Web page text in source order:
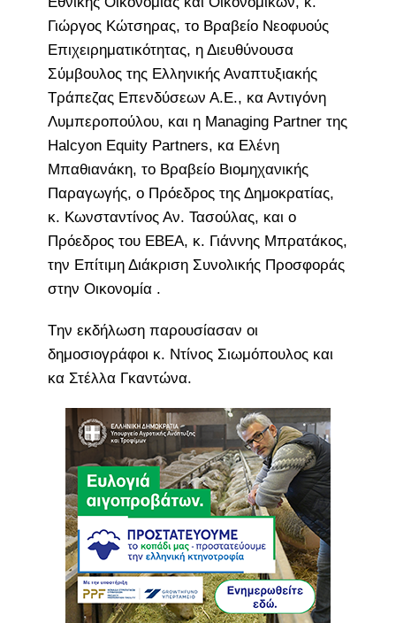
Γιώργος Κώτσηρας, το Βραβείο Νεοφυούς
Επιχειρηματικότητας, η Διευθύνουσα
Σύμβουλος της Ελληνικής Αναπτυξιακής
Τράπεζας Επενδύσεων Α.Ε., κα Αντιγόνη
Λυμπεροπούλου, και η Managing Partner της
Halcyon Equity Partners, κα Ελένη
Μπαθιανάκη, το Βραβείο Βιομηχανικής
Παραγωγής, ο Πρόεδρος της Δημοκρατίας,
κ. Κωνσταντίνος Αν. Τασούλας, και ο
Πρόεδρος του ΕΒΕΑ, κ. Γιάννης Μπρατάκος,
την Επίτιμη Διάκριση Συνολικής Προσφοράς
στην Οικονομία .
Tην εκδήλωση παρουσίασαν οι
δημοσιογράφοι κ. Ντίνος Σιωμόπουλος και
κα Στέλλα Γκαντώνα.